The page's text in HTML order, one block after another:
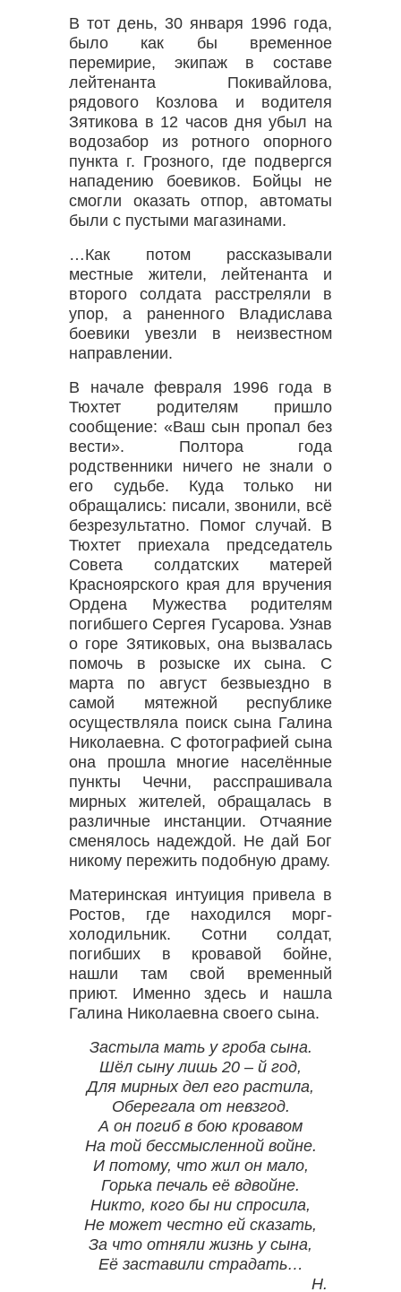
В тот день, 30 января 1996 года,
было как бы временное
перемирие, экипаж в составе
лейтенанта Покивайлова,
рядового Козлова и водителя
Зятикова в 12 часов дня убыл на
водозабор из ротного опорного
пункта г. Грозного, где подвергся
нападению боевиков. Бойцы не
смогли оказать отпор, автоматы
были с пустыми магазинами.
…Как потом рассказывали
местные жители, лейтенанта и
второго солдата расстреляли в
упор, а раненного Владислава
боевики увезли в неизвестном
направлении.
В начале февраля 1996 года в
Тюхтет родителям пришло
сообщение: «Ваш сын пропал без
вести». Полтора года
родственники ничего не знали о
его судьбе. Куда только ни
обращались: писали, звонили, всё
безрезультатно. Помог случай. В
Тюхтет приехала председатель
Совета солдатских матерей
Красноярского края для вручения
Ордена Мужества родителям
погибшего Сергея Гусарова. Узнав
о горе Зятиковых, она вызвалась
помочь в розыске их сына. С
марта по август безвыездно в
самой мятежной республике
осуществляла поиск сына Галина
Николаевна. С фотографией сына
она прошла многие населённые
пункты Чечни, расспрашивала
мирных жителей, обращалась в
различные инстанции. Отчаяние
сменялось надеждой. Не дай Бог
никому пережить подобную драму.
Материнская интуиция привела в
Ростов, где находился морг-
холодильник. Сотни солдат,
погибших в кровавой бойне,
нашли там свой временный
приют. Именно здесь и нашла
Галина Николаевна своего сына.
Застыла мать у гроба сына.
Шёл сыну лишь 20 – й год,
Для мирных дел его растила,
Оберегала от невзгод.
А он погиб в бою кровавом
На той бессмысленной войне.
И потому, что жил он мало,
Горька печаль её вдвойне.
Никто, кого бы ни спросила,
Не может честно ей сказать,
За что отняли жизнь у сына,
Её заставили страдать…
Н.